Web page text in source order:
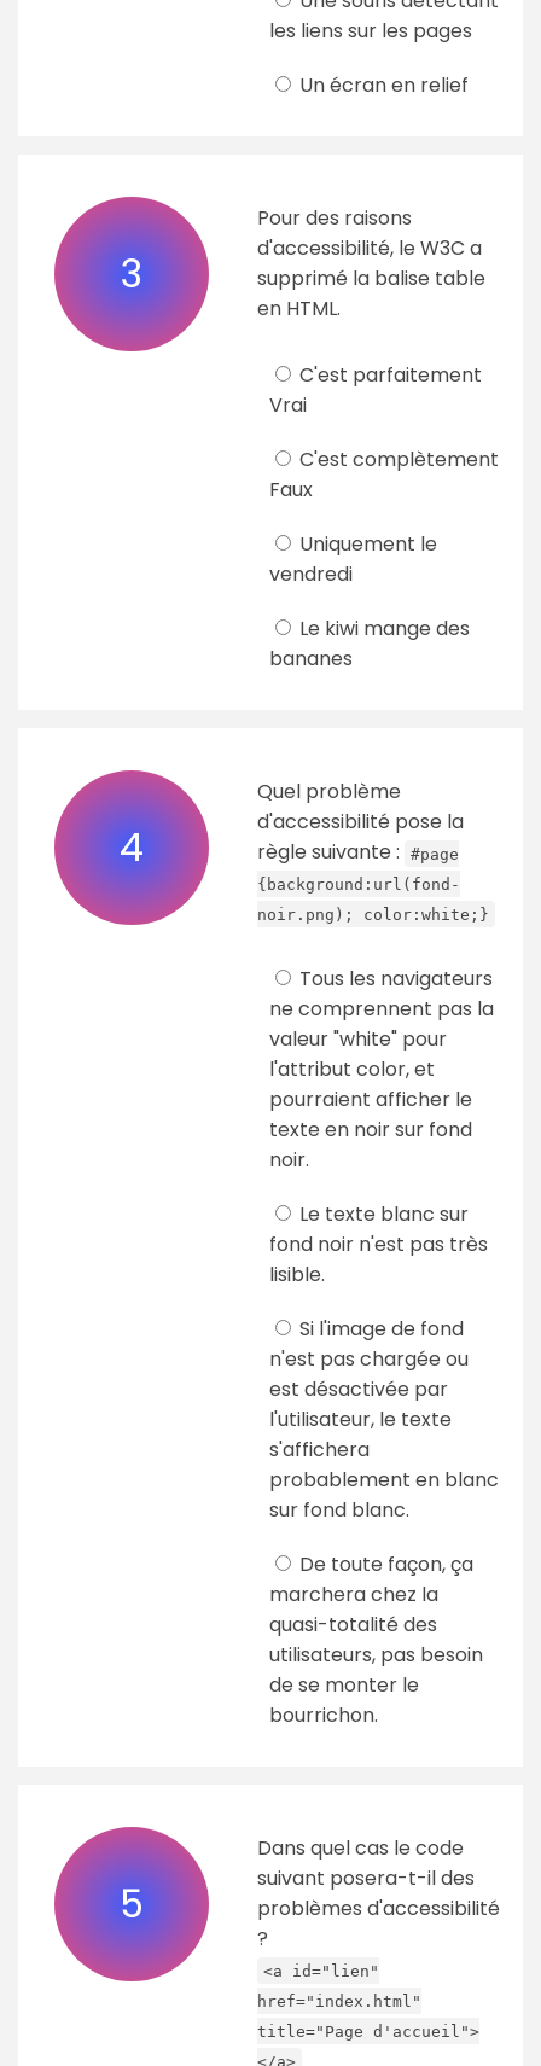
les liens sur les pages
Un écran en relief
3
Pour des raisons
d'accessibilité, le W3C a
supprimé la balise table
en HTML.
C'est parfaitement
Vrai
C'est complètement
Faux
Uniquement le
vendredi
Le kiwi mange des
bananes
4
Quel problème
d'accessibilité pose la
règle suivante :
#page
{background:url(fond-
noir.png); color:white;}
Tous les navigateurs
ne comprennent pas la
valeur "white" pour
l'attribut color, et
pourraient afficher le
texte en noir sur fond
noir.
Le texte blanc sur
fond noir n'est pas très
lisible.
Si l'image de fond
n'est pas chargée ou
est désactivée par
l'utilisateur, le texte
s'affichera
probablement en blanc
sur fond blanc.
De toute façon, ça
marchera chez la
quasi-totalité des
utilisateurs, pas besoin
de se monter le
bourrichon.
5
Dans quel cas le code
suivant posera-t-il des
problèmes d'accessibilité
?
<a id="lien"
href="index.html"
title="Page d'accueil">
</a>